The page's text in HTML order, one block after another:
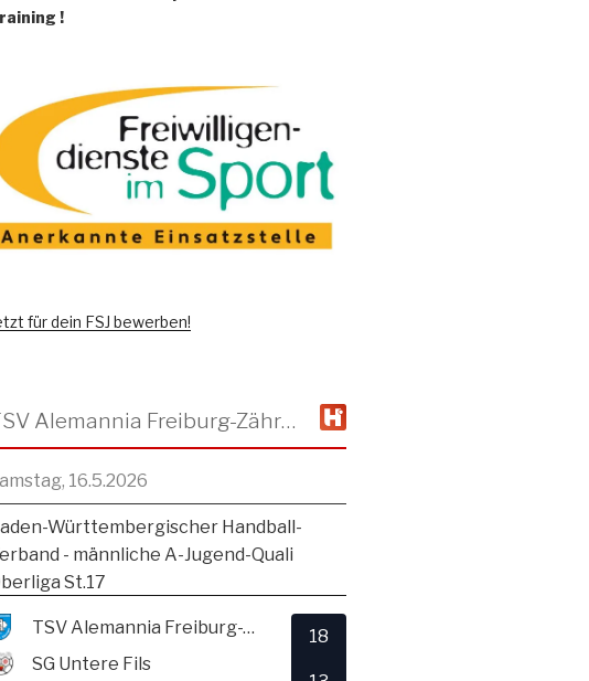
!
für dein FSJ bewerben!
TSV Alemannia Freiburg-Zähringen
16.5.2026
Württembergischer Handball-
- männliche A-Jugend-Quali
St.17
TSV Alemannia Freiburg-Zähringen
SG Untere Fils
18